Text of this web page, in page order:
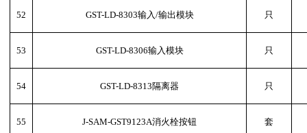
52 GST-LD-8303输入/输出模块 只
53 GST-LD-8306输入模块 只
54 GST-LD-8313隔离器 只
55 J-SAM-GST9123A消火栓按钮 套